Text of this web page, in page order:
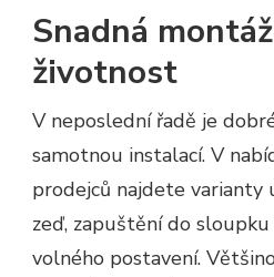
Snadná
životnost
V neposlední řadě je
samotnou instalací. V
prodejců najdete varianty
zeď, zapuštění do
volného postavení.